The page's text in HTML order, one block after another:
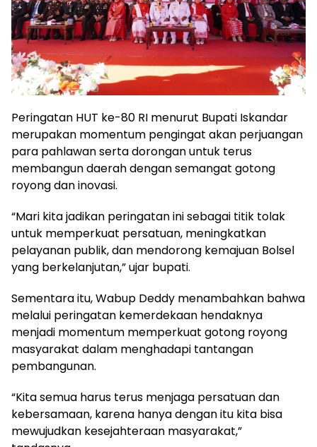
Peringatan HUT ke-80 RI menurut Bupati Iskandar
merupakan momentum pengingat akan perjuangan
para pahlawan serta dorongan untuk terus
membangun daerah dengan semangat gotong
royong dan inovasi.
“Mari kita jadikan peringatan ini sebagai titik tolak
untuk memperkuat persatuan, meningkatkan
pelayanan publik, dan mendorong kemajuan Bolsel
yang berkelanjutan,” ujar bupati.
Sementara itu, Wabup Deddy menambahkan bahwa
melalui peringatan kemerdekaan hendaknya
menjadi momentum memperkuat gotong royong
masyarakat dalam menghadapi tantangan
pembangunan.
“Kita semua harus terus menjaga persatuan dan
kebersamaan, karena hanya dengan itu kita bisa
mewujudkan kesejahteraan masyarakat,”